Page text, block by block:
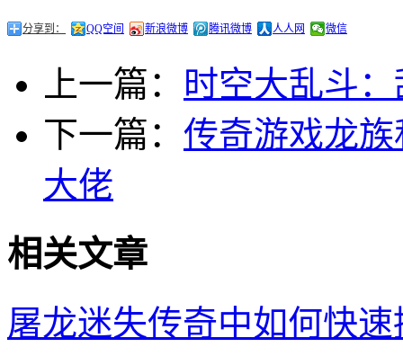
分享到： QQ空间 新浪微博 腾讯微博 人人网 微信
上一篇：
时空大乱斗
下一篇： 传奇游戏龙
大佬
相关文章
屠龙迷失传奇中如何快